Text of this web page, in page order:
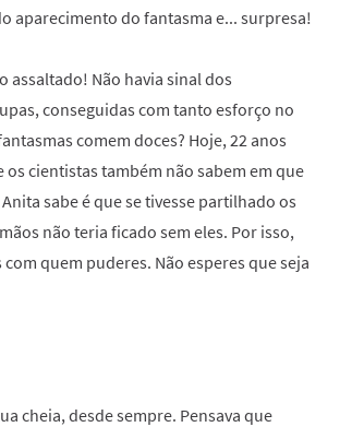
aparecimento do fantasma e... surpresa!
assaltado! Não havia sinal dos
conseguidas com tanto esforço no
comem doces? Hoje, 22 anos
cientistas também não sabem em que
sabe é que se tivesse partilhado os
não teria ficado sem eles. Por isso,
quem puderes. Não esperes que seja
cheia, desde sempre. Pensava que